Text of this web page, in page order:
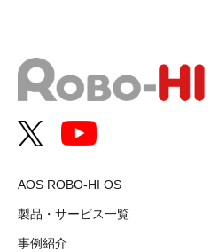
AOS ROBO-HI OS
製品・サービス一覧
事例紹介